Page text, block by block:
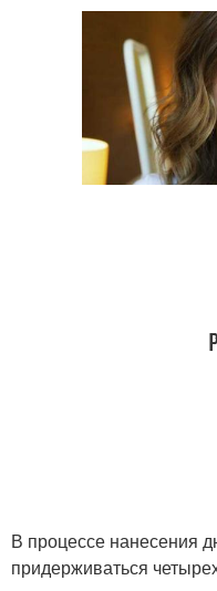
В процессе нанесения
придерживаться